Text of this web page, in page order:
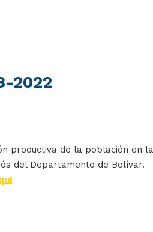
2022
productiva de la población en
del Departamento de Bolívar.